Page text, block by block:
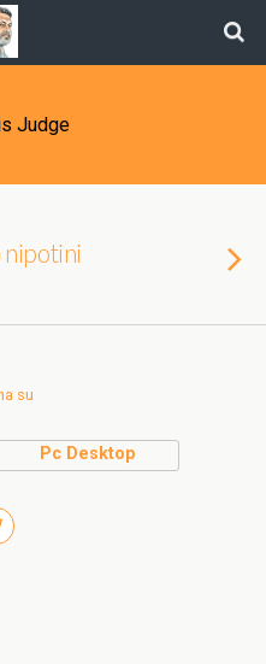
Judge
nipotini
su
Pc Desktop